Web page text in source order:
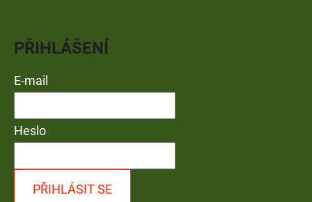
PŘIHLÁŠENÍ
E-mail
Heslo
PŘIHLÁSIT SE